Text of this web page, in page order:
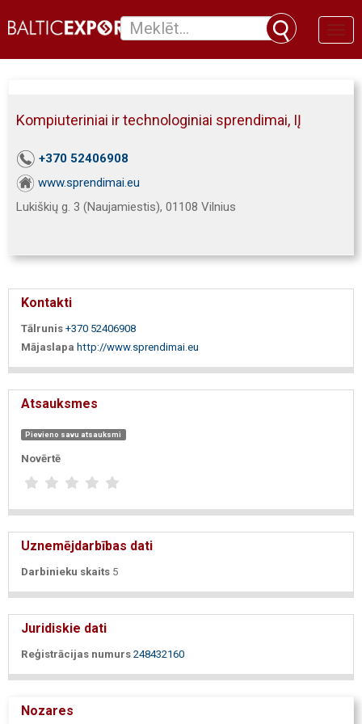
Kompiuteriniai ir technologiniai sprendimai, IĮ
+370 52406908
www.sprendimai.eu
Lukiškių g. 3 (Naujamiestis), 01108 Vilnius
Kontakti
Tālrunis +370 52406908
Mājaslapa http://www.sprendimai.eu
Atsauksmes
Pievieno savu atsauksmi
Novērtē
Uznemējdarbības dati
Darbinieku skaits 5
Juridiskie dati
Reģistrācijas numurs 248432160
Nozares